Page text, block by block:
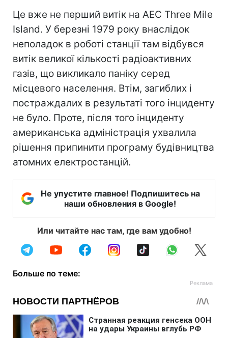
Це вже не перший витік на АЕС Three Mile
Island. У березні 1979 року внаслідок
неполадок в роботі станції там відбувся
витік великої кількості радіоактивних
газів, що викликало паніку серед
місцевого населення. Втім, загиблих і
постраждалих в результаті того інциденту
не було. Проте, після того інциденту
американська адміністрація ухвалила
рішення припинити програму будівництва
атомних електростанцій.
Не упустите главное! Подпишитесь на
наши обновления в Google!
Или читайте нас там, где вам удобно!
Больше по теме: